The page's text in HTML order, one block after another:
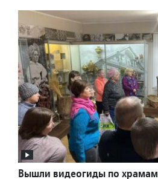
Вышли видеогиды по храмам